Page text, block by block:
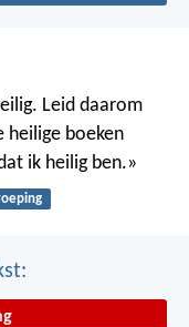
Leid daarom
heilige boeken
ik heilig ben.»